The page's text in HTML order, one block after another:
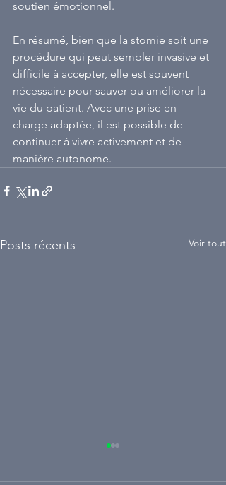
soutien émotionnel.
En résumé, bien que la stomie soit une
procédure qui peut sembler invasive et
difficile à accepter, elle est souvent
nécessaire pour sauver ou améliorer la
vie du patient. Avec une prise en
charge adaptée, il est possible de
continuer à vivre activement et de
manière autonome.
Posts récents Voir tout